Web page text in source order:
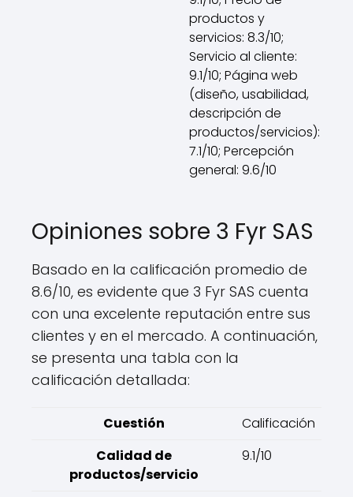
productos y
servicios: 8.3/10;
Servicio al cliente:
9.1/10; Página web
(diseño, usabilidad,
descripción de
productos/servicios):
7.1/10; Percepción
general: 9.6/10
Opiniones sobre 3 Fyr SAS
Basado en la calificación promedio de
8.6/10, es evidente que 3 Fyr SAS cuenta
con una excelente reputación entre sus
clientes y en el mercado. A continuación,
se presenta una tabla con la
calificación detallada:
Cuestión
Calificación
Calidad de
productos/servicio
9.1/10